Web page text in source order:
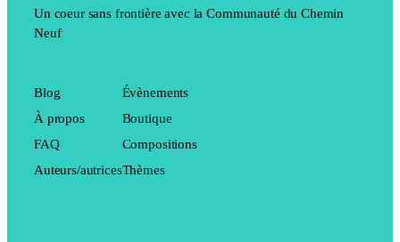
Un coeur sans frontière avec la Communauté du Chemin
Neuf
Blog
À propos
FAQ
Auteurs/autrices
Évènements
Boutique
Compositions
Thèmes